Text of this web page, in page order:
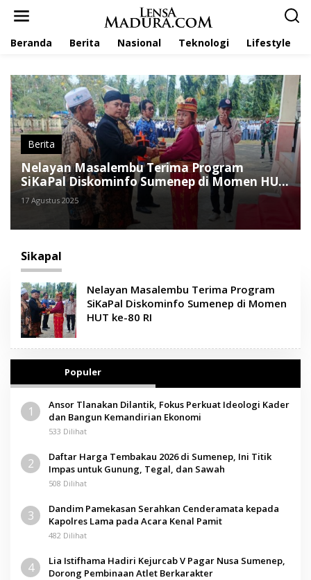
Beranda Berita Nasional Teknologi Lifestyle
Berita
Nelayan Masalembu Terima Program
SiKaPal Diskominfo Sumenep di Momen HUT
ke-80 RI
17 Agustus 2025
Sikapal
Nelayan Masalembu Terima Program
SiKaPal Diskominfo Sumenep di Momen
HUT ke-80 RI
Populer
1
Ansor Tlanakan Dilantik, Fokus Perkuat Ideologi Kader
dan Bangun Kemandirian Ekonomi
533 Dilihat
2
Daftar Harga Tembakau 2026 di Sumenep, Ini Titik
Impas untuk Gunung, Tegal, dan Sawah
508 Dilihat
3
Dandim Pamekasan Serahkan Cenderamata kepada
Kapolres Lama pada Acara Kenal Pamit
482 Dilihat
4
Lia Istifhama Hadiri Kejurcab V Pagar Nusa Sumenep,
Dorong Pembinaan Atlet Berkarakter